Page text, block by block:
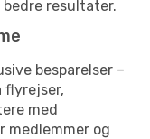
resultater.
besparelser –
flyrejser,
med
og